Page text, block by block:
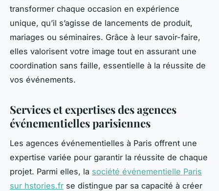
transformer chaque occasion en expérience
unique, qu’il s’agisse de lancements de produit,
mariages ou séminaires. Grâce à leur savoir-faire,
elles valorisent votre image tout en assurant une
coordination sans faille, essentielle à la réussite de
vos événements.
Services et expertises des agences
événementielles parisiennes
Les agences événementielles à Paris offrent une
expertise variée pour garantir la réussite de chaque
projet. Parmi elles, la société événementielle Paris
sur hstories.fr se distingue par sa capacité à créer